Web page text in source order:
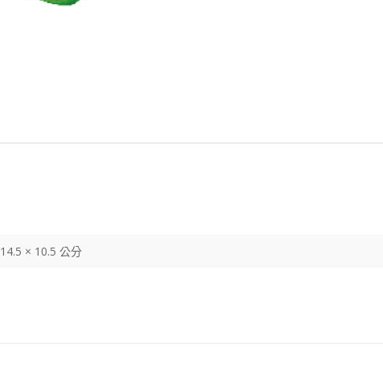
14.5 × 10.5 公分